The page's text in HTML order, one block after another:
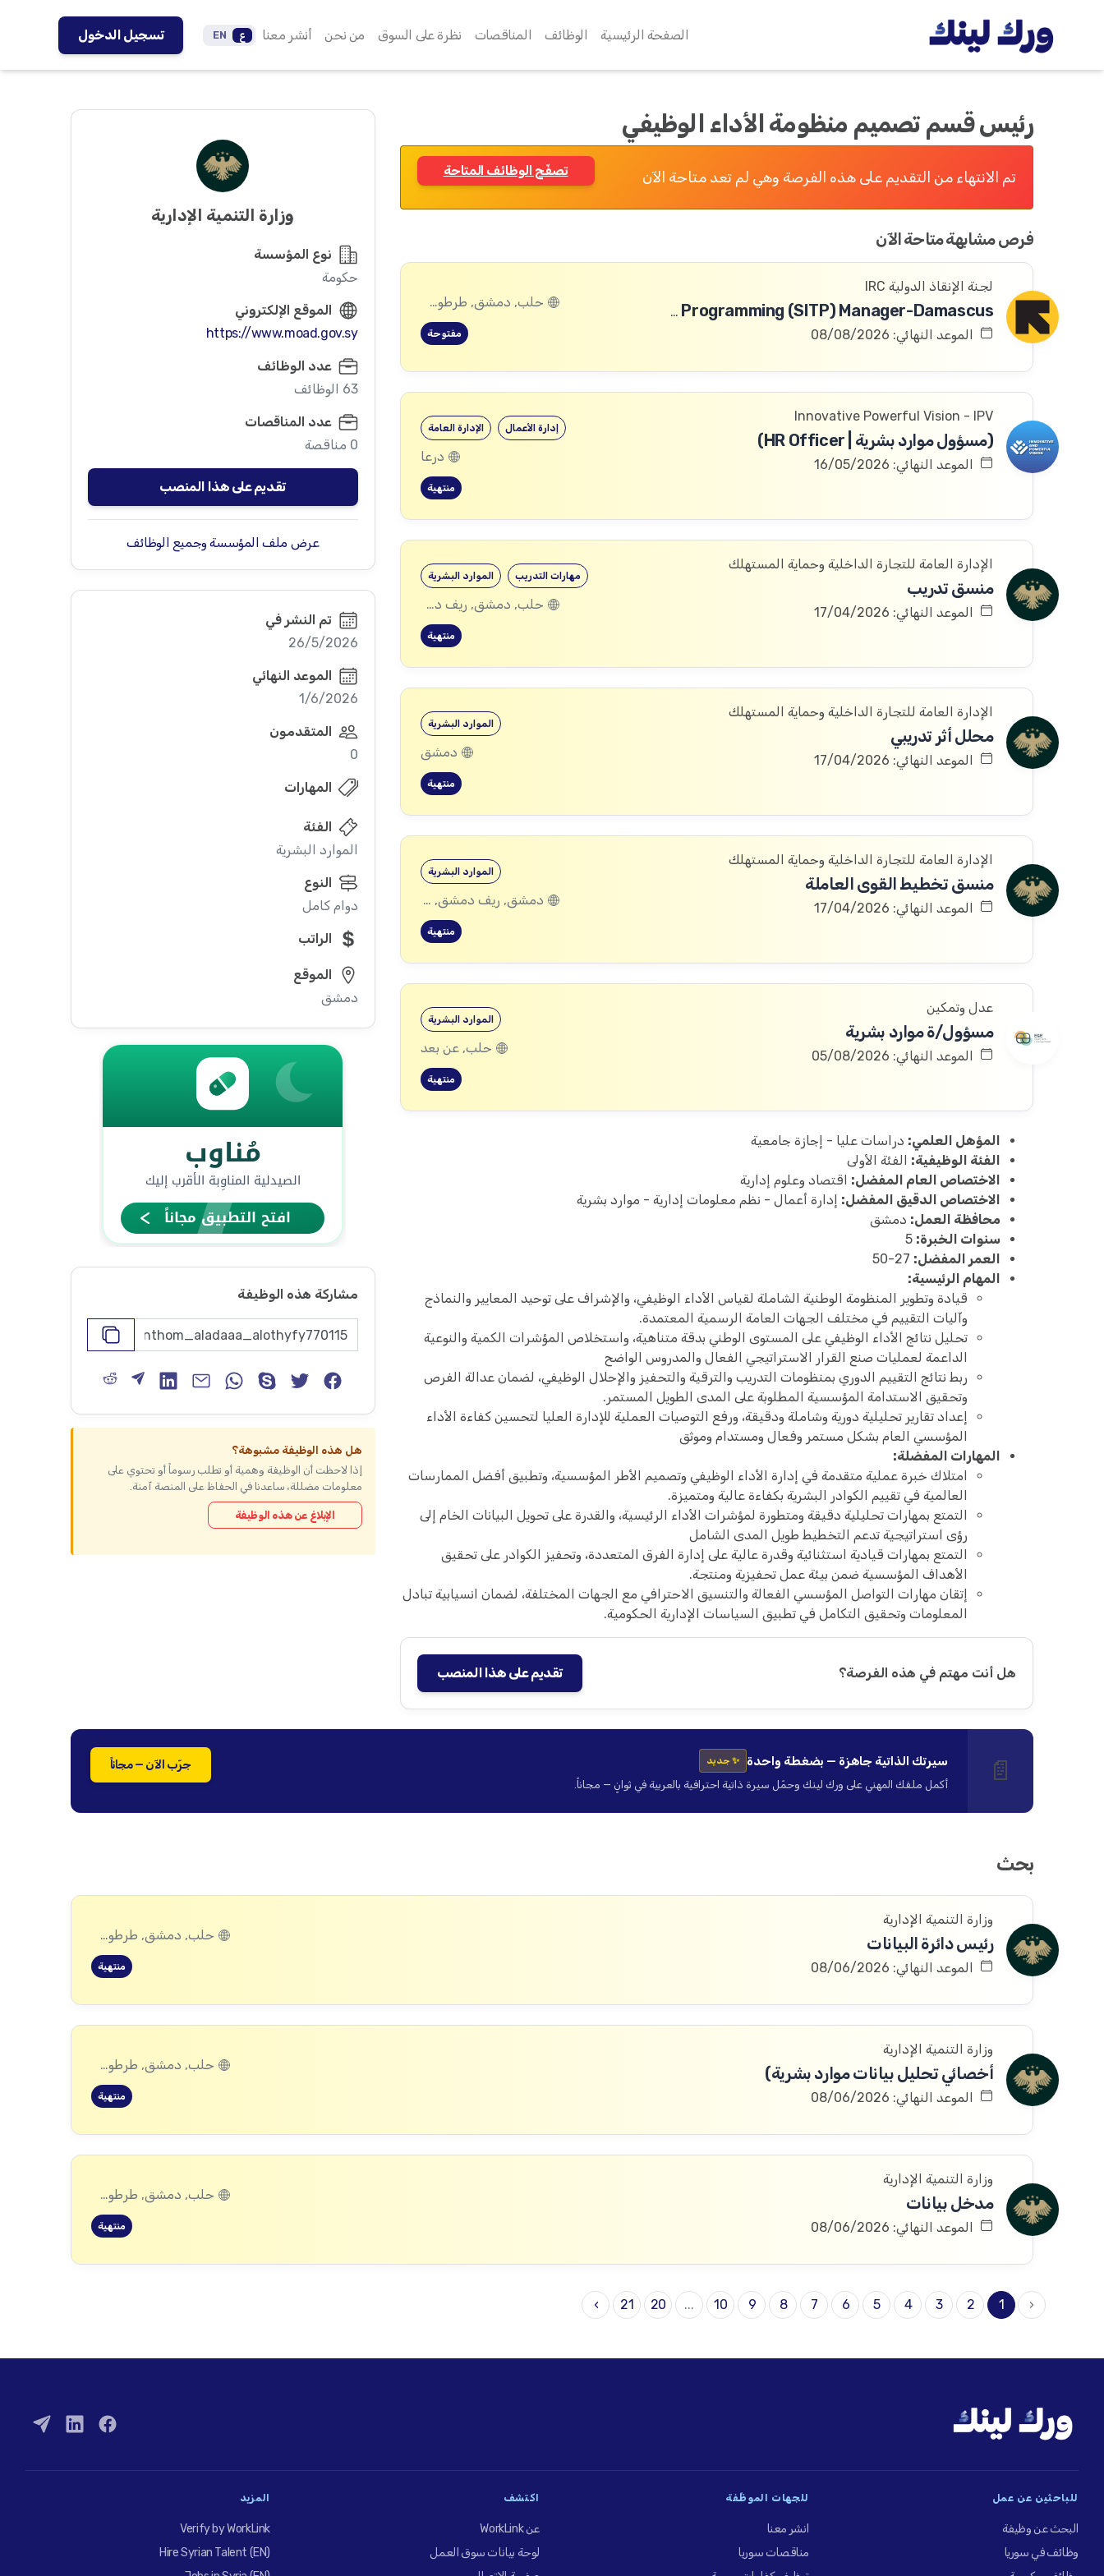
الصفحة الرئيسية الوظائف المناقصات نظرة على السوق من نحن أنشر معنا ع EN تسجيل الدخول
رئيس قسم تصميم منظومة الأداء الوظيفي
تم الانتهاء من التقديم على هذه الفرصة وهي لم تعد متاحة الآن تصفّح الوظائف المتاحة
فرص مشابهة متاحة الآن
لجنة الإنقاذ الدولية IRC
Safeguarding and Safe, Inclusive and Transformative Programming (SITP) Manager-Damascus
الموعد النهائي: 08/08/2026
حلب, دمشق, طرطوس, ريف دمشق, ديرالزور, درعا, السويداء, إدلب, القنيطرة, اللاذقية, الرقة, حمص, الحسكة, حماة
مفتوحة
Innovative Powerful Vision - IPV
(مسؤول موارد بشرية | HR Officer)
الموعد النهائي: 16/05/2026
الإدارة العامة إدارة الأعمال
درعا
منتهية
الإدارة العامة للتجارة الداخلية وحماية المستهلك
منسق تدريب
الموعد النهائي: 17/04/2026
الموارد البشرية مهارات التدريب
حلب, دمشق, ريف دمشق, ديرالزور, درعا, إدلب, القنيطرة, حمص, الحسكة, حماة
منتهية
الإدارة العامة للتجارة الداخلية وحماية المستهلك
محلل أثر تدريبي
الموعد النهائي: 17/04/2026
الموارد البشرية
دمشق
منتهية
الإدارة العامة للتجارة الداخلية وحماية المستهلك
منسق تخطيط القوى العاملة
الموعد النهائي: 17/04/2026
الموارد البشرية
دمشق, ريف دمشق, ديرالزور, درعا, إدلب, القنيطرة, حمص, الحسكة, حماة
منتهية
عدل وتمكين
مسؤول/ة موارد بشرية
الموعد النهائي: 05/08/2026
الموارد البشرية
حلب, عن بعد
منتهية
المؤهل العلمي: دراسات عليا - إجازة جامعية
الفئة الوظيفية: الفئة الأولى
الاختصاص العام المفضل: اقتصاد وعلوم إدارية
الاختصاص الدقيق المفضل: إدارة أعمال - نظم معلومات إدارية - موارد بشرية
محافظة العمل: دمشق
سنوات الخبرة:
العمر المفضل:
المهام الرئيسية:
قيادة وتطوير المنظومة الوطنية الشاملة لقياس الأداء الوظيفي، والإشراف على توحيد المعايير والنماذج
وآليات التقييم في مختلف الجهات العامة الرسمية المعتمدة.
تحليل نتائج الأداء الوظيفي على المستوى الوطني بدقة متناهية، واستخلاص المؤشرات الكمية والنوعية
الداعمة لعمليات صنع القرار الاستراتيجي الفعال والمدروس الواضح
ربط نتائج التقييم الدوري بمنظومات التدريب والترقية والتحفيز والإحلال الوظيفي، لضمان عدالة الفرص
وتحقيق الاستدامة المؤسسية المطلوبة على المدى الطويل المستمر.
إعداد تقارير تحليلية دورية وشاملة ودقيقة، ورفع التوصيات العملية للإدارة العليا لتحسين كفاءة الأداء
المؤسسي العام بشكل مستمر وفعال ومستدام وموثق
المهارات المفضلة:
امتلاك خبرة عملية متقدمة في إدارة الأداء الوظيفي وتصميم الأطر المؤسسية، وتطبيق أفضل الممارسات
العالمية في تقييم الكوادر البشرية بكفاءة عالية ومتميزة.
التمتع بمهارات تحليلية دقيقة ومتطورة لمؤشرات الأداء الرئيسية، والقدرة على تحويل البيانات الخام إلى
رؤى استراتيجية تدعم التخطيط طويل المدى الشامل
التمتع بمهارات قيادية استثنائية وقدرة عالية على إدارة الفرق المتعددة، وتحفيز الكوادر على تحقيق
الأهداف المؤسسية ضمن بيئة عمل تحفيزية ومنتجة.
إتقان مهارات التواصل المؤسسي الفعالة والتنسيق الاحترافي مع الجهات المختلفة، لضمان انسيابية تبادل
المعلومات وتحقيق التكامل في تطبيق السياسات الإدارية الحكومية.
هل أنت مهتم في هذه الفرصة؟ تقديم على هذا المنصب
وزارة التنمية الإدارية
نوع المؤسسة
حكومة
الموقع الإلكتروني
https://www.moad.gov.sy
عدد الوظائف
63 الوظائف
عدد المناقصات
0 مناقصة
تقديم على هذا المنصب
عرض ملف المؤسسة وجميع الوظائف
تم النشر في
26/5/2026
الموعد النهائي
1/6/2026
المتقدمون
0
المهارات
الفئة
الموارد البشرية
النوع
دوام كامل
الراتب
الموقع
دمشق
مشاركة هذه الوظيفة
هل هذه الوظيفة مشبوهة؟
إذا لاحظت أن الوظيفة وهمية أو تطلب رسوماً أو تحتوي على
معلومات مضللة، ساعدنا في الحفاظ على المنصة آمنة.
الإبلاغ عن هذه الوظيفة
📄 سيرتك الذاتية جاهزة — بضغطة واحدة ✨ جديد
أكمل ملفك المهني على ورك لينك وحمّل سيرة ذاتية احترافية بالعربية في ثوانٍ — مجاناً.
جرّب الآن — مجاناً
بحث
وزارة التنمية الإدارية
رئيس دائرة البيانات
الموعد النهائي: 08/06/2026
حلب, دمشق, طرطوس, ريف دمشق, ديرالزور, درعا, إدلب, القنيطرة, اللاذقية, الرقة, حمص, الحسكة, حماة
منتهية
وزارة التنمية الإدارية
أخصائي تحليل بيانات موارد بشرية)
الموعد النهائي: 08/06/2026
حلب, دمشق, طرطوس, ريف دمشق, ديرالزور, درعا, إدلب, القنيطرة, اللاذقية, الرقة, حمص, الحسكة, حماة
منتهية
وزارة التنمية الإدارية
مدخل بيانات
الموعد النهائي: 08/06/2026
حلب, دمشق, طرطوس, ريف دمشق, ديرالزور, درعا, إدلب, القنيطرة, اللاذقية, الرقة, حمص, الحسكة, حماة
منتهية
‹
1
2
3
4
5
6
7
8
9
10
...
20
21
›
للباحثين عن عمل
البحث عن وظيفة
وظائف في سوريا
للجهات الموظِّفة
انشر معنا
مناقصات سوريا
اكتشف
عن WorkLink
لوحة بيانات سوق العمل
المزيد
Verify by WorkLink
Hire Syrian Talent (EN)